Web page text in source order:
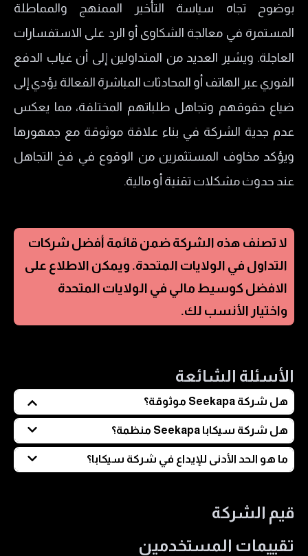
بوضوح تجاه سياسة التأخير الممنهج والمماطلة
المستمرة في معالجة الشكاوى أو الرد على الاستفسارات
العاجلة. ويشير العديد من المتداولين إلى أن غياب الدفع
الفوري عبر الهاتف أو المحادثات المباشرة الفعالة يؤدي إلى
ضياع حقوقهم وتجاهل طلباتهم المختلفة، مما يعكس
عدم جدية الشركة في بناء علاقة موثوقة مع جمهورها
ويؤكد مخاوف المستثمرين من الوقوع في فخ التجاهل
عند حدوث مشكلات تقنية أو مالية.
لا تصنف هذه الشركة ضمن قائمة أفضل شركات
التداول في الولايات المتحدة. ويمكن الاطلاع على
الافضل كوسيط مالي في الولايات المتحدة
واختيار الأنسب لك.
الأسئلة الشائعة
هل شركة Seekapa موثوقة؟
بناءً على المعطيات الحالية، لا تعتبر آمنة؛ نظراً لضعف الفئة
الرقابية، حداثة التأسيس، والافتقار للشفافية المطلوبة في
تسعير الخدمات والرسوم.
هل شركة سيكابا Seekapa منظمة؟
نعم، ولكن الترخيص يتبع الشركة الأم Bluepine Ltd وصادر عن
هيئة FSA في سيشيل، وليس ترخيصًا مستقلًا قويًا.
ما هو الحد الأدنى للإيداع في شركة سيكابا؟
قيم الشركة
تقييمات المستخدمين